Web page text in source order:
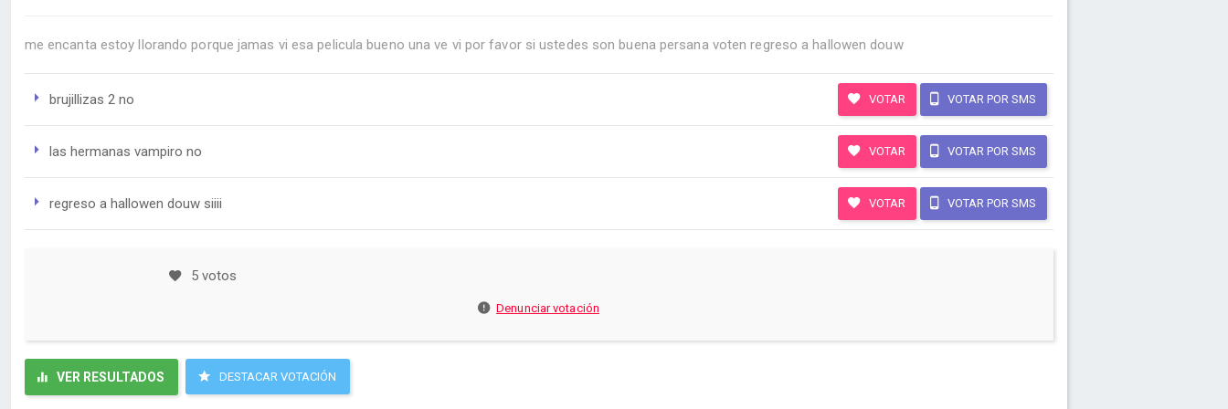
me encanta estoy llorando porque jamas vi esa pelicula bueno una ve vi por favor si ustedes son buena persana voten regreso a hallowen douw
brujillizas 2 no VOTAR VOTAR POR SMS
las hermanas vampiro no VOTAR VOTAR POR SMS
regreso a hallowen douw siiii VOTAR VOTAR POR SMS
5 votos
Denunciar votación
VER RESULTADOS DESTACAR VOTACIÓN